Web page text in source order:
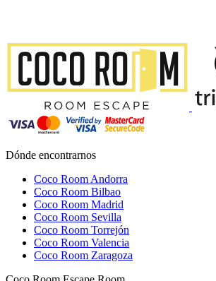
Dónde encontrarnos
Coco Room Andorra
Coco Room Bilbao
Coco Room Madrid
Coco Room Sevilla
Coco Room Torrejón
Coco Room Valencia
Coco Room Zaragoza